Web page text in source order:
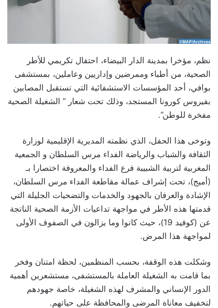
نظم، مؤخرا بمدينة الدار البيضاء، احتفال تكريمي للأطر
الصحية، من أطباء وممرضين وإداريين وعاملين، بمستشفى
بوافي، أحد المؤسسات الاستشفائية التي تستقبل المصابين
بفيروس كورونا المستجد، وذلك تحت شعار ” الشغيلة الصحية
مفخرة للوطن”.
وتوخى هذا الحفل، الذي نظمته المديرية الإقليمية لوزارة
الثقافة والشباب والرياضة الفداء مرس السلطان و الجمعية
المغربية لتربية الشبيبة فرع الفداء والمعروفة اختصارا بـ
(أميج)، تحت إشراف عمالة مقاطعة الفداء مرس السلطان،
الإشادة والعرفان بالجهود والخدمات والتضحيات الجليلة التي
قدمتها هذه الأطر في مواجهة تداعيات الأزمة الصحية الناتجة
عن (كوفيد 19)، حيث كانوا وما يزالون في الصفوف الأولى
لمواجهة هذا المرض.
وشكلت هذه الوقفة، بحسب المنظمين، لحظة امتنان وفخر
بما قامت به الشغيلة العاملة بالمستشفى، مستشعرين أهمية
الدور الإنساني والمشرف لهذه الشغيلة، خاصة جهودهم
لتخفيف معاناة المرضى والمحافظة على حياتهم.